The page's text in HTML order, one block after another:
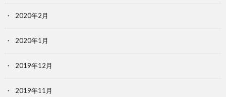
2020年2月
2020年1月
2019年12月
2019年11月